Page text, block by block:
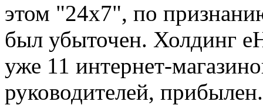
этом "24x7", по
был убыточен. Холдинг
уже 11 интернет-
руководителей, прибылен.